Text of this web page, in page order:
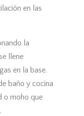
en las
la
llene
en la base.
baño y cocina
o moho que